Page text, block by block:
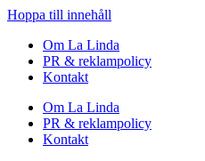
Hoppa till innehåll
Om La Linda
PR & reklampolicy
Kontakt
Om La Linda
PR & reklampolicy
Kontakt